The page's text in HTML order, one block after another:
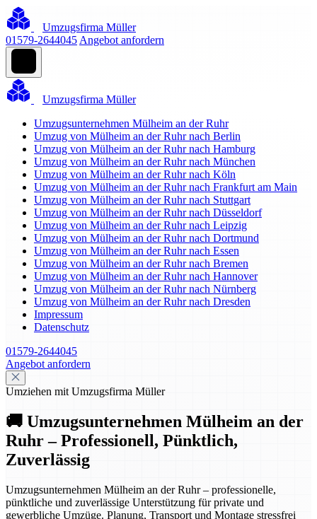
Umzugsfirma Müller
01579-2644045 Angebot anfordern
Umzugsfirma Müller
Umzugsunternehmen Mülheim an der Ruhr
Umzug von Mülheim an der Ruhr nach Berlin
Umzug von Mülheim an der Ruhr nach Hamburg
Umzug von Mülheim an der Ruhr nach München
Umzug von Mülheim an der Ruhr nach Köln
Umzug von Mülheim an der Ruhr nach Frankfurt am Main
Umzug von Mülheim an der Ruhr nach Stuttgart
Umzug von Mülheim an der Ruhr nach Düsseldorf
Umzug von Mülheim an der Ruhr nach Leipzig
Umzug von Mülheim an der Ruhr nach Dortmund
Umzug von Mülheim an der Ruhr nach Essen
Umzug von Mülheim an der Ruhr nach Bremen
Umzug von Mülheim an der Ruhr nach Hannover
Umzug von Mülheim an der Ruhr nach Nürnberg
Umzug von Mülheim an der Ruhr nach Dresden
Impressum
Datenschutz
01579-2644045
Angebot anfordern
Umziehen mit Umzugsfirma Müller
🚚 Umzugsunternehmen Mülheim an der
Ruhr – Professionell, Pünktlich,
Zuverlässig
Umzugsunternehmen Mülheim an der Ruhr – professionelle,
pünktliche und zuverlässige Unterstützung für private und
gewerbliche Umzüge. Planung, Transport und Montage stressfrei